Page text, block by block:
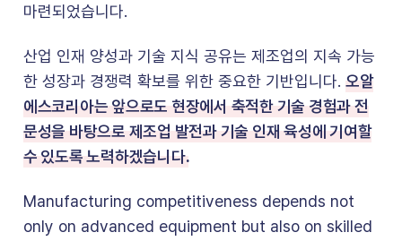
마련되었습니다.
산업 인재 양성과 기술 지식 공유는 제조업의 지속 가능
한 성장과 경쟁력 확보를 위한 중요한 기반입니다. 오알
에스코리아는 앞으로도 현장에서 축적한 기술 경험과 전
문성을 바탕으로 제조업 발전과 기술 인재 육성에 기여할
수 있도록 노력하겠습니다.
Manufacturing competitiveness depends not
only on advanced equipment but also on skilled